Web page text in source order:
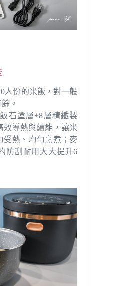
人份的米飯，對一般
。
石塗層+8層精鐵製
效導熱與續能，讓米
受熱、均勻烹煮；麥
防刮耐用大大提升6